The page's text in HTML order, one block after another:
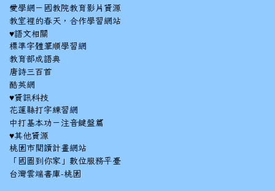
愛學網－國教院教育影片資源
教室裡的春天，合作學習網站
♥語文相關
標準字體筆順學習網
教育部成語典
唐詩三百首
酷英網
♥資訊科技
花蓮縣打字練習網
中打基本功－注音鍵盤篇
♥其他資源
桃園市閱讀計畫網站
「國圖到你家」數位服務平臺
台灣雲端書庫-桃園